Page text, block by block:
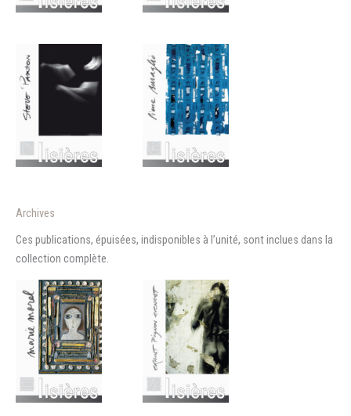
Archives
Ces publications, épuisées, indisponibles à l’unité, sont inclues dans la
collection complète.